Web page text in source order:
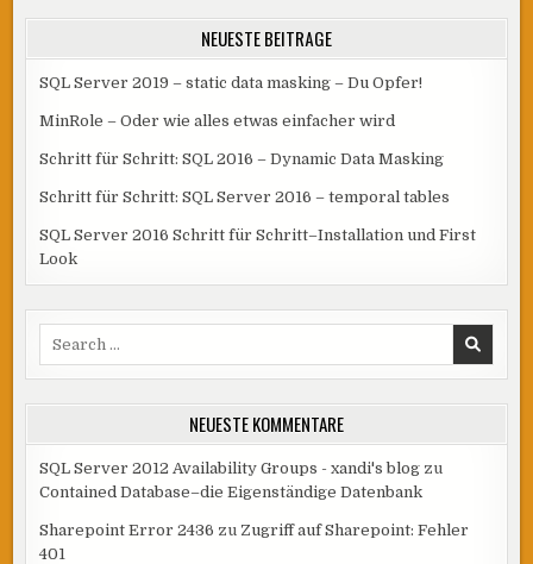
NEUESTE BEITRÄGE
SQL Server 2019 – static data masking – Du Opfer!
MinRole – Oder wie alles etwas einfacher wird
Schritt für Schritt: SQL 2016 – Dynamic Data Masking
Schritt für Schritt: SQL Server 2016 – temporal tables
SQL Server 2016 Schritt für Schritt–Installation und First
Look
NEUESTE KOMMENTARE
SQL Server 2012 Availability Groups - xandi's blog zu
Contained Database–die Eigenständige Datenbank
Sharepoint Error 2436 zu Zugriff auf Sharepoint: Fehler
401